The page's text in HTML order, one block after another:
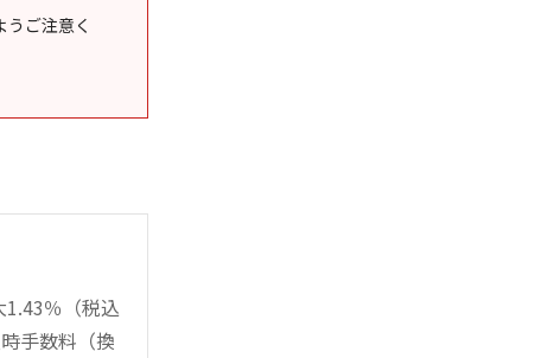
ご注意く
％（税込
手数料（換